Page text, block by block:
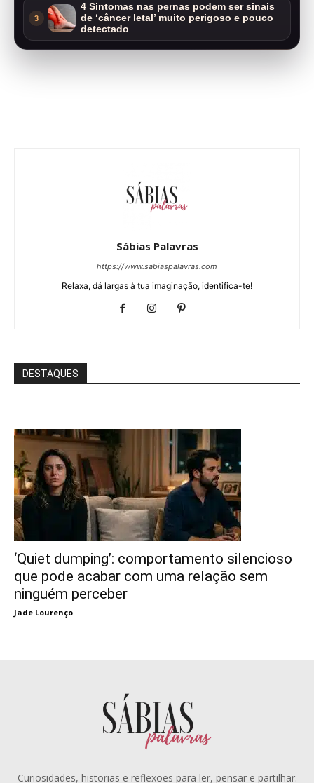
3
4 Sintomas nas pernas podem ser sinais
de ‘câncer letal’ muito perigoso e pouco
detectado
Sábias Palavras
https://www.sabiaspalavras.com
Relaxa, dá largas à tua imaginação, identifica-te!
DESTAQUES
‘Quiet dumping’: comportamento silencioso
que pode acabar com uma relação sem
ninguém perceber
Jade Lourenço
Curiosidades, historias e reflexoes para ler, pensar e partilhar.